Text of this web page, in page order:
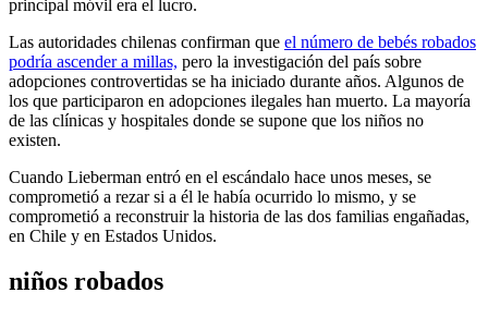
principal móvil era el lucro.
Las autoridades chilenas confirman que el número de bebés robados
podría ascender a millas, pero la investigación del país sobre
adopciones controvertidas se ha iniciado durante años. Algunos de
los que participaron en adopciones ilegales han muerto. La mayoría
de las clínicas y hospitales donde se supone que los niños no
existen.
Cuando Lieberman entró en el escándalo hace unos meses, se
comprometió a rezar si a él le había ocurrido lo mismo, y se
comprometió a reconstruir la historia de las dos familias engañadas,
en Chile y en Estados Unidos.
niños robados